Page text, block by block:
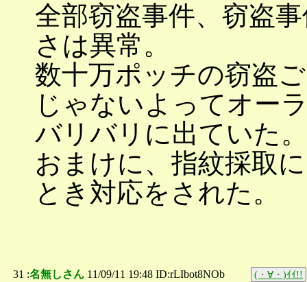
全部窃盗事件、窃盗
さは異常。
数十万ポッチの窃盗
じゃないよってオー
バリバリに出ていた。
おまけに、指紋採取
とき対応をされた。
31 :名無しさん 11/09/11 19:48 ID:rLIbot8NOb (・∀・)ｲｲ!!